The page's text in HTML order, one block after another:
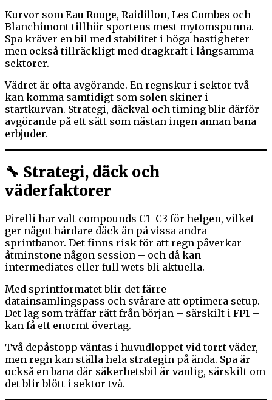
Kurvor som Eau Rouge, Raidillon, Les Combes och
Blanchimont tillhör sportens mest mytomspunna.
Spa kräver en bil med stabilitet i höga hastigheter
men också tillräckligt med dragkraft i långsamma
sektorer.
Vädret är ofta avgörande. En regnskur i sektor två
kan komma samtidigt som solen skiner i
startkurvan. Strategi, däckval och timing blir därför
avgörande på ett sätt som nästan ingen annan bana
erbjuder.
🔧 Strategi, däck och
väderfaktorer
Pirelli har valt compounds C1–C3 för helgen, vilket
ger något hårdare däck än på vissa andra
sprintbanor. Det finns risk för att regn påverkar
åtminstone någon session – och då kan
intermediates eller full wets bli aktuella.
Med sprintformatet blir det färre
datainsamlingspass och svårare att optimera setup.
Det lag som träffar rätt från början – särskilt i FP1 –
kan få ett enormt övertag.
Två depåstopp väntas i huvudloppet vid torrt väder,
men regn kan ställa hela strategin på ända. Spa är
också en bana där säkerhetsbil är vanlig, särskilt om
det blir blött i sektor två.